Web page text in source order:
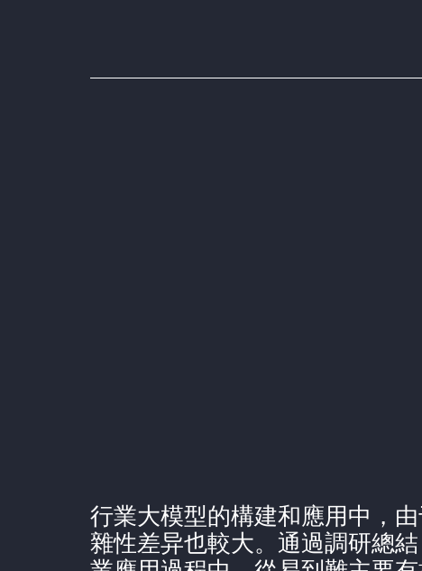
行業大模型的構建和應用中，
雜性差异也較大。通過調研總